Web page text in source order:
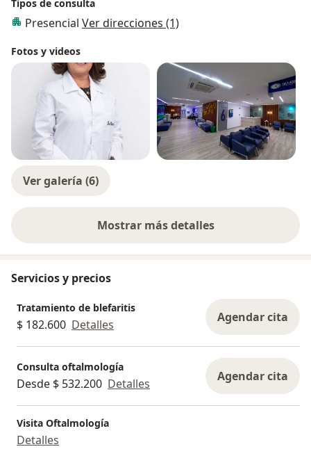
Tipos de consulta
Presencial Ver direcciones (1)
Fotos y videos
Ver galería (6)
Mostrar más detalles
sobre la experiencia
Servicios y precios
Tratamiento de blefaritis
$ 182.600 Detalles Agendar cita
Consulta oftalmología
Desde $ 532.200 Detalles Agendar cita
Visita Oftalmología
Detalles